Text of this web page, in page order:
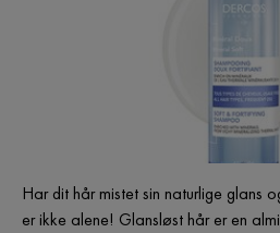
Har dit hår mistet sin naturlige glans
er ikke alene! Glansløst hår er en